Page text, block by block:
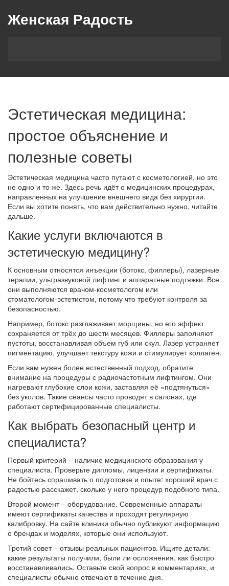
Женская Радость
Эстетическая медицина:
простое объяснение и
полезные советы
Эстетическая медицина часто путают с косметологией, но это
не одно и то же. Здесь речь идёт о медицинских процедурах,
направленных на улучшение внешнего вида без хирургии.
Если вы хотите понять, что вам действительно нужно, читайте
дальше.
Какие услуги включаются в
эстетическую медицину?
К основным относятся инъекции (ботокс, филлеры), лазерные
терапии, ультразвуковой лифтинг и аппаратные подтяжки. Все
они выполняются врачом‑косметологом или
стоматологом‑эстетистом, потому что требуют контроля за
безопасностью.
Например, ботокс разглаживает морщины, но его эффект
сохраняется от трёх до шести месяцев. Филлеры заполняют
пустоты, восстанавливая объем губ или скул. Лазер устраняет
пигментацию, улучшает текстуру кожи и стимулирует коллаген.
Если вам нужен более естественный подход, обратите
внимание на процедуры с радиочастотным лифтингом. Они
нагревают глубокие слои кожи, заставляя её «подтянуться»
без уколов. Такие сеансы часто проводят в салонах, где
работают сертифицированные специалисты.
Как выбрать безопасный центр и
специалиста?
Первый критерий – наличие медицинского образования у
специалиста. Проверьте дипломы, лицензии и сертификаты.
Не бойтесь спрашивать о подготовке и опыте: хороший врач с
радостью расскажет, сколько у него процедур подобного типа.
Второй момент – оборудование. Современные аппараты
имеют сертификаты качества и проходят регулярную
калибровку. На сайте клиники обычно публикуют информацию
о брендах и моделях, которые они используют.
Третий совет – отзывы реальных пациентов. Ищите детали:
какие результаты получили, были ли осложнения, как быстро
восстанавливались. Оставьте свой вопрос в комментариях, и
специалисты обычно отвечают в течение дня.